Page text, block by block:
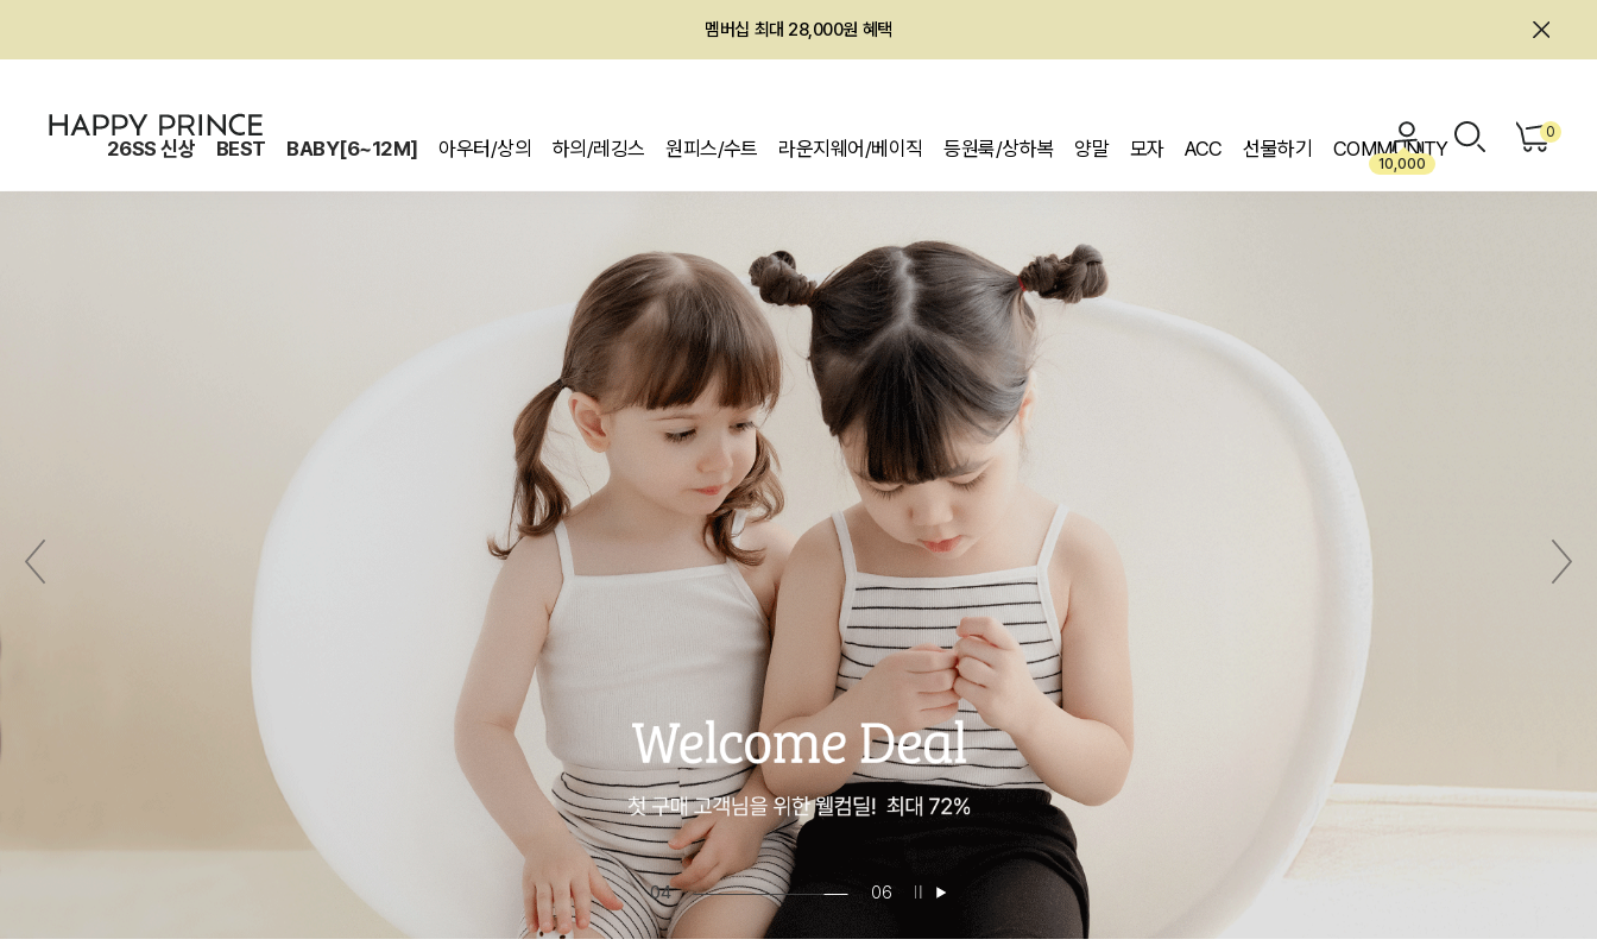
회원전용 아울렛, 가입하면 ~60% 할인!
26SS 신상 BEST BABY[6~12M] 아우터/상의 하의/레깅스 원피스/수트 라운지웨어/베이직 등원룩/상하복 양말 모자 ACC 선물하기 COMMUNITY
10,000
0
04 06